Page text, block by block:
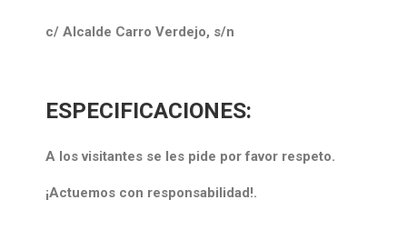
c/ Alcalde Carro Verdejo, s/n
ESPECIFICACIONES:
A los visitantes se les pide por favor respeto.
¡Actuemos con responsabilidad!.